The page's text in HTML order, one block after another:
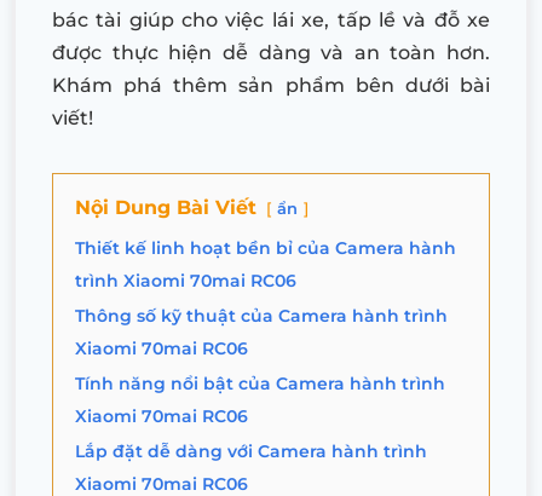
bác tài giúp cho việc lái xe, tấp lề và đỗ xe
được thực hiện dễ dàng và an toàn hơn.
Khám phá thêm sản phẩm bên dưới bài
viết!
Nội Dung Bài Viết ẩn
Thiết kế linh hoạt bền bỉ của Camera hành
trình Xiaomi 70mai RC06
Thông số kỹ thuật của Camera hành trình
Xiaomi 70mai RC06
Tính năng nổi bật của Camera hành trình
Xiaomi 70mai RC06
Lắp đặt dễ dàng với Camera hành trình
Xiaomi 70mai RC06